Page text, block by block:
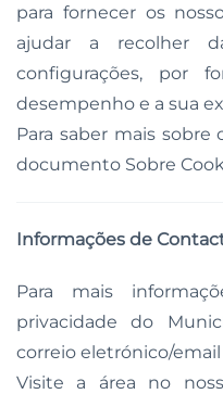
para fornecer os
ajudar a recolher
configurações, por
desempenho e a sua
Para saber mais
documento Sobre
Informações de
Para mais
privacidade do
correio eletrónico/email
Visite a área no